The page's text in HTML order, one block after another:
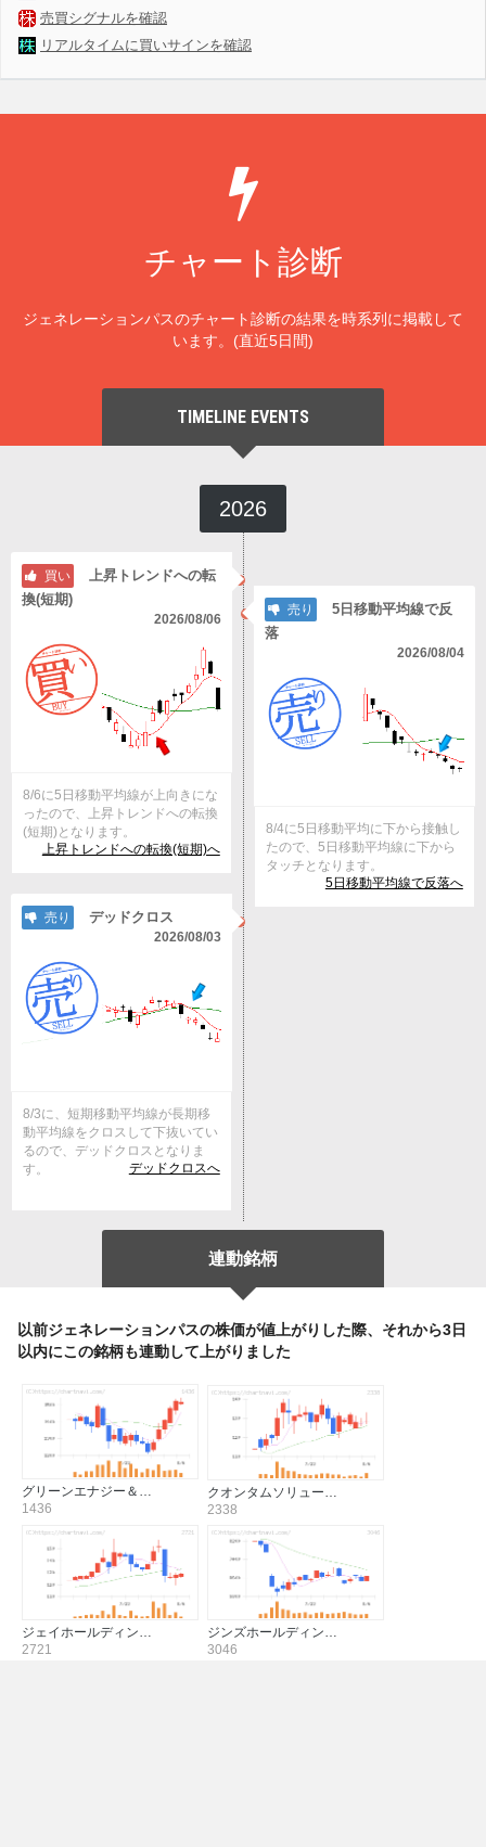
売買シグナルを確認
リアルタイムに買いサインを確認
チャート診断
ジェネレーションパスのチャート診断の結果を時系列に掲載して
います。(直近5日間)
TIMELINE EVENTS
2026
買い
上昇トレンドへの転
換(短期)
2026/08/06
8/6に5日移動平均線が上向きにな
ったので、上昇トレンドへの転換
(短期)となります。
上昇トレンドへの転換(短期)へ
売り
5日移動平均線で反
落
2026/08/04
8/4に5日移動平均に下から接触し
たので、5日移動平均線に下から
タッチとなります。
5日移動平均線で反落へ
売り デッドクロス
2026/08/03
8/3に、短期移動平均線が長期移
動平均線をクロスして下抜いてい
るので、デッドクロスとなりま
す。
デッドクロスへ
連動銘柄
以前ジェネレーションパスの株価が値上がりした際、それから3日
以内にこの銘柄も連動して上がりました
グリーンエナジー＆…
1436
クオンタムソリュー…
2338
ジェイホールディン…
2721
ジンズホールディン…
3046